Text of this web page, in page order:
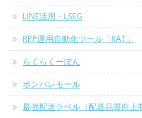
LINE活用・LSEG
RPP運用自動化ツール「RAT」
らくらくーぽん
ポンパレモール
最強配送ラベル（配送品質向上